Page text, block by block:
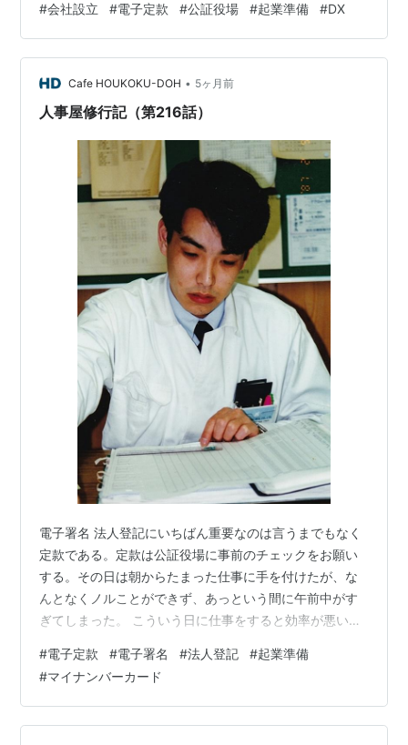
式会社設立登記申請書 設立時発行株式に関する発起人の
同意書 資本金及び資本準備金に関する発起人の同意書 設
立時取締役選任及び本店所在地場所決定書 払込みのあっ
たことを証する書面 委任状 設立時取締役就任承諾書 印
鑑届書 印鑑カード交付申請書 印鑑証明書及び登記事項証
#会社設立 #電子定款 #公証役場 #起業準備 #DX
Cafe HOUKOKU-DOH • 5ヶ月前
人事屋修行記（第216話）
電子署名 法人登記にいちばん重要なのは言うまでもなく
定款である。定款は公証役場に事前のチェックをお願い
する。その日は朝からたまった仕事に手を付けたが、な
んとなくノルことができず、あっという間に午前中がす
ぎてしまった。 こういう日に仕事をすると効率が悪いだ
して、定款の事前チェックをお願いする際に必要な「実
質的支配者となるべき者の申告書」に電子署名をしてみ
ることにした。 電子署名は、参考書やネットではひとと
おり情報収集をして、どんなアプリが必要で、どのよう
#電子定款 #電子署名 #法人登記 #起業準備
#マイナンバーカード